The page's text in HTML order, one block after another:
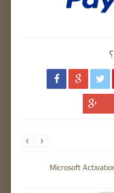
  
Microsoft
 